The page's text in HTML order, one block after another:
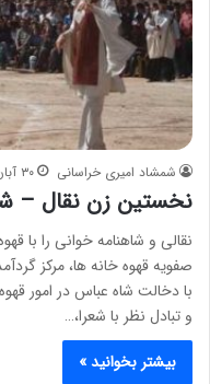
شمشاد امیری خراسانی ۳۰ آبان ۱۳۹۴
نخستین زن نقال –
نقالی و شاهنامه خوانی را با
صفویه قهوه خانه ها، مرکز
با دخالت شاه عباس در امور
و تبادل نظر با شعرا،…
بیشتر بخوانید »